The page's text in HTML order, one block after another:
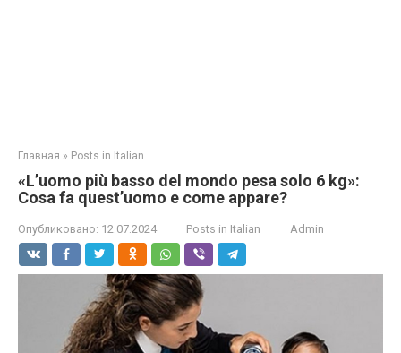
Главная » Posts in Italian
«L’uomo più basso del mondo pesa solo 6 kg»:
Cosa fa quest’uomo e come appare?
Опубликовано: 12.07.2024 Posts in Italian Admin